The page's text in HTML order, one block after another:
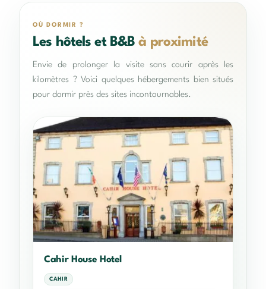
OÙ DORMIR ?
Les hôtels et B&Bà proximité
Envie de prolonger la visite sans courir après les
kilomètres ? Voici quelques hébergements bien situés
pour dormir près des sites incontournables.
Cahir House Hotel
CAHIR